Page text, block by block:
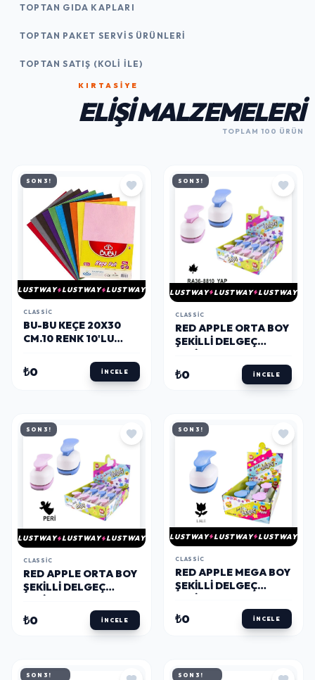
TOPTAN GIDA KAPLARI
TOPTAN PAKET SERVIS ÜRÜNLERI
TOPTAN SATIŞ (KOLI İLE)
KIRTASİYE
ELIŞI MALZEMELERI
TOPLAM 100 ÜRÜN
SON 3!
LUSTWAY LUSTWAY LUSTWAY
CLASSIC
BU-BU KEÇE 20X30
CM.10 RENK 10'LU
₺0 İNCELE
SON 3!
LUSTWAY LUSTWAY LUSTWAY
CLASSIC
RED APPLE ORTA BOY
ŞEKILLI DELGEÇ
YAPRAK
₺0 İNCELE
SON 3!
LUSTWAY LUSTWAY LUSTWAY
CLASSIC
RED APPLE ORTA BOY
ŞEKILLI DELGEÇ
PERİ
₺0 İNCELE
SON 3!
LUSTWAY LUSTWAY LUSTWAY
CLASSIC
RED APPLE MEGA BOY
ŞEKILLI DELGEÇ
LALE
₺0 İNCELE
SON 3! SON 3!